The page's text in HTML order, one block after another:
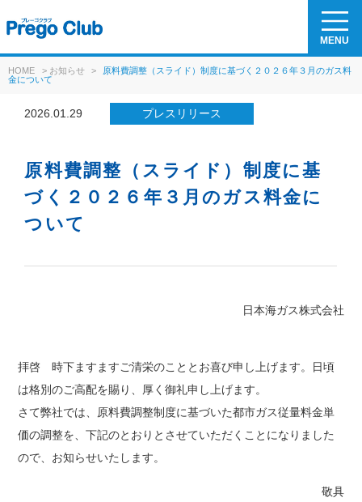
MENU
HOME > お知らせ >
原料費調整（スライド）制度に基づく２０２６年３月のガス料
金について
2026.01.29 プレスリリース
原料費調整（スライド）制度に基
づく２０２６年３月のガス料金に
ついて
日本海ガス株式会社
拝啓 時下ますますご清栄のこととお喜び申し上げます。日頃
は格別のご高配を賜り、厚く御礼申し上げます。
さて弊社では、原料費調整制度に基づいた都市ガス従量料金単
価の調整を、下記のとおりとさせていただくことになりました
ので、お知らせいたします。
敬具